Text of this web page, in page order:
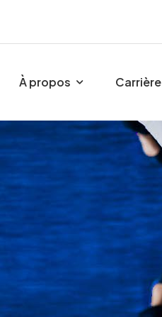
À propos Carrière